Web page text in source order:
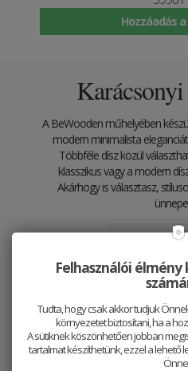
Hozzáadás
A BeWooden műhelyében
modern minimalista
Többféle dísz közül
klasszikus vagy a modern
Akárhogy is választasz,
Felhasználói
Tudta, hogy csak akkor tudjuk
környezetet biztosítani, ha a
A sütiknek köszönhetően jobban
tartalmat készíthetünk, ezzel a lehető